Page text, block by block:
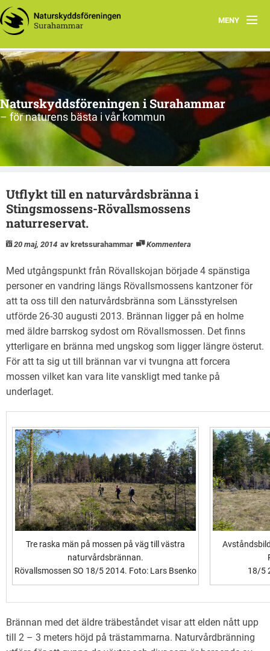
MENY
Hem
Om oss
Aktiviteter
Arkiv
Naturskyddsföreningen i Surahammar
– för naturens bästa i vår kommun
Utflykt till en naturvårdsbränna i
Stingsmossens-Rövallsmossens
naturreservat.
20 maj, 2014 av kretssurahammar Kommentera
Med utgångspunkt från Rövallskojan började 4 spänstiga
personer en vandring längs Rövallsmossens kantzoner för
att ta oss till den naturvårdsbränna som Länsstyrelsen
utförde 26-30 augusti 2013. Brännan ligger på en holme
med äldre barrskog sydost om Rövallsmossen. Det finns
ytterligare en bränna med ungskog som ligger längre österut.
För att ta sig ut till brännan var vi tvungna att forcera
mossen vilket kan vara lite vanskligt med tanke på
underlaget.
Tre raska män på mossen på väg till västra
naturvårdsbrännan.
Rövallsmossen SO 18/5 2014. Foto: Lars Bsenko
18/5
Brännan med det äldre träbeståndet visar att elden nått upp
till 2 – 3 meters höjd på trästammarna. Naturvårdbränning